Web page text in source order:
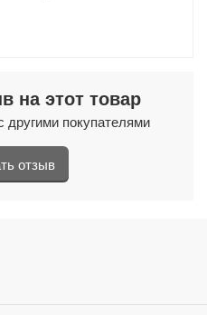
на этот товар
покупателями
отзыв